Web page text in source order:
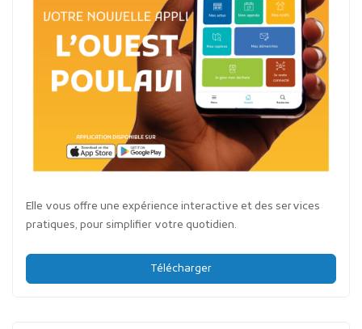
Elle vous offre une expérience interactive et des services
pratiques, pour simplifier votre quotidien.
Télécharger